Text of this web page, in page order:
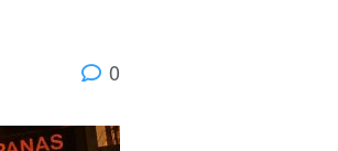
0